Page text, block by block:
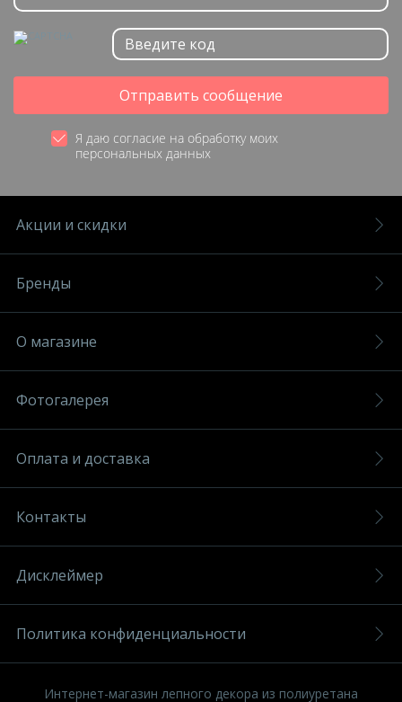
Отправить сообщение
Я даю согласие на обработку моих
персональных данных
Акции и скидки
Бренды
О магазине
Фотогалерея
Оплата и доставка
Контакты
Дисклеймер
Политика конфиденциальности
Интернет-магазин лепного декора из полиуретана